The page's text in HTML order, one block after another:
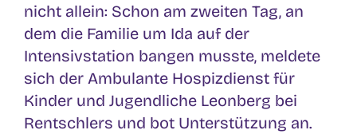
nicht allein: Schon am zweiten Tag, an
dem die Familie um Ida auf der
Intensivstation bangen musste, meldete
sich der Ambulante Hospizdienst für
Kinder und Jugendliche Leonberg bei
Rentschlers und bot Unterstützung an.